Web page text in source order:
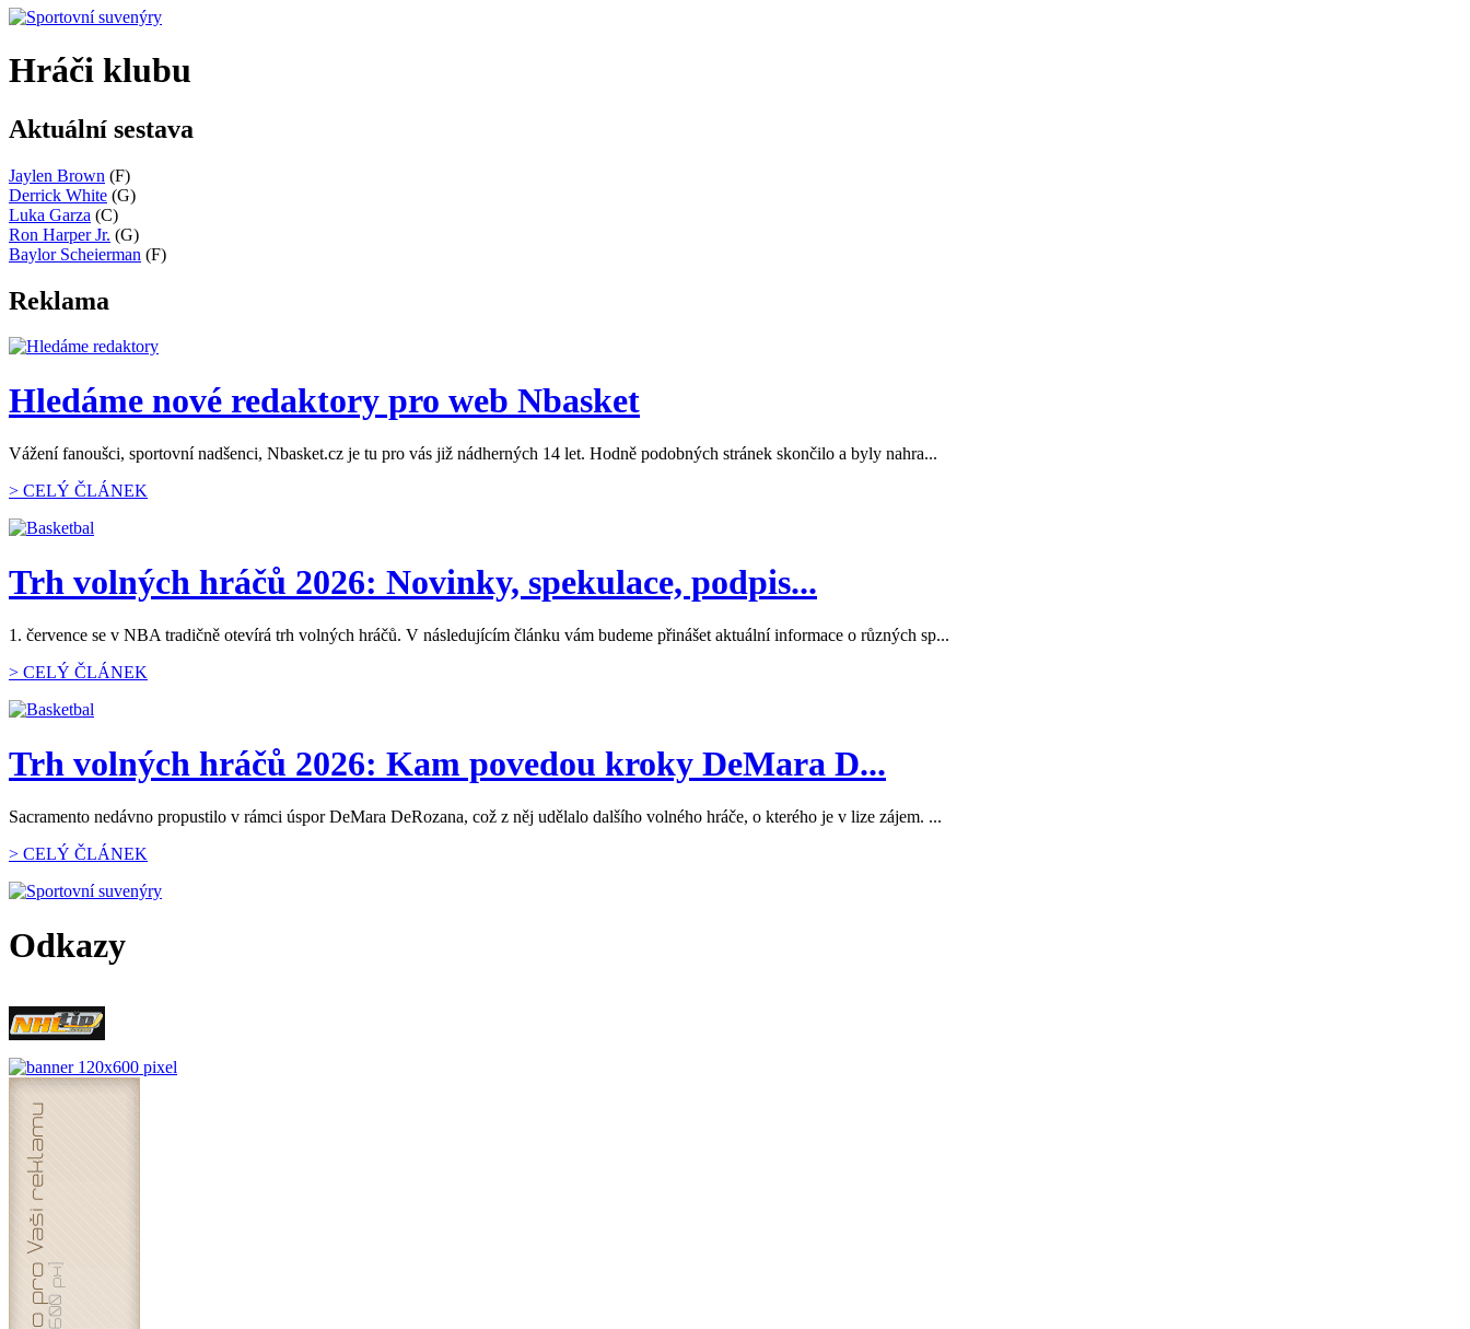
Hráči klubu
Aktuální sestava
Jaylen Brown (F)
Derrick White (G)
Luka Garza (C)
Ron Harper Jr. (G)
Baylor Scheierman (F)
Reklama
Hledáme nové redaktory pro web Nbasket
Vážení fanoušci, sportovní nadšenci, Nbasket.cz je tu pro vás již nádherných 14 let. Hodně podobných stránek skončilo a byly nahra...
> CELÝ ČLÁNEK
Trh volných hráčů 2026: Novinky, spekulace, podpis...
1. července se v NBA tradičně otevírá trh volných hráčů. V následujícím článku vám budeme přinášet aktuální informace o různých sp...
> CELÝ ČLÁNEK
Trh volných hráčů 2026: Kam povedou kroky DeMara D...
Sacramento nedávno propustilo v rámci úspor DeMara DeRozana, což z něj udělalo dalšího volného hráče, o kterého je v lize zájem. ...
> CELÝ ČLÁNEK
Odkazy